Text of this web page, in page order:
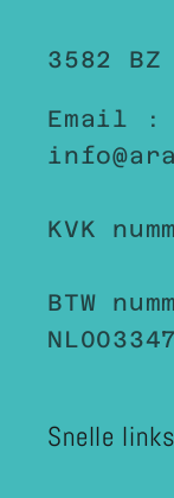
3582
Email :
KVK
BTW
Snelle links